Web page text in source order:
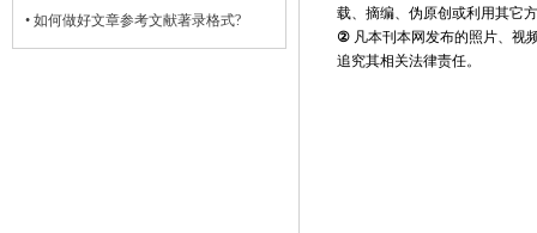
• 如何做好文章参考文献著录格式?
载、摘编、伪原创或利用其它
② 凡本刊本网发布的照片、视
追究其相关法律责任。